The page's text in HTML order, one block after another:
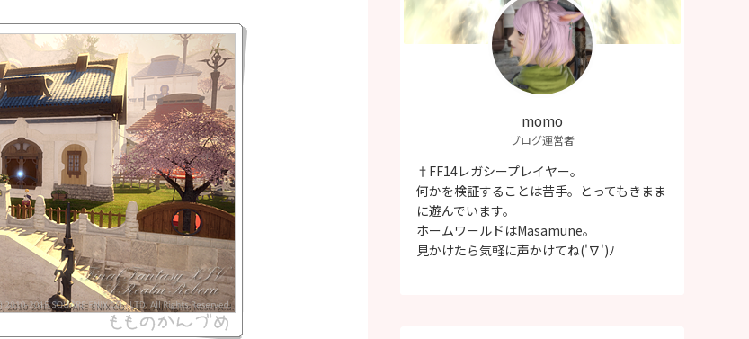
momo
ブログ運営者
†FF14レガシープレイヤー。
何かを検証することは苦手。とってもきまま
に遊んでいます。
ホームワールドはMasamune。
見かけたら気軽に声かけてね('∇')ﾉ